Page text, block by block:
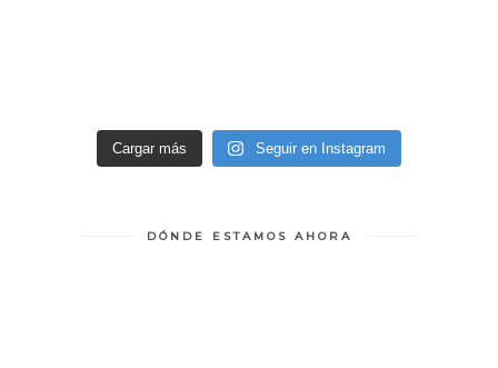
Cargar más Seguir en Instagram
DÓNDE ESTAMOS AHORA